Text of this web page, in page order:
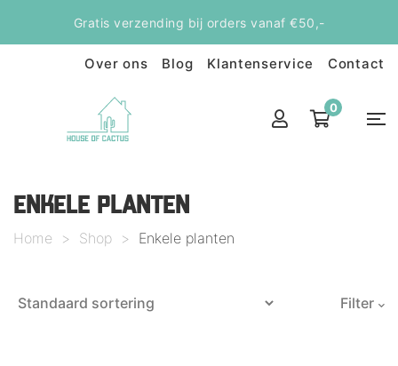
Gratis verzending bij orders vanaf €50,-
Over ons Blog Klantenservice Contact
0
ENKELE PLANTEN
Home > Shop > Enkele planten
Filter